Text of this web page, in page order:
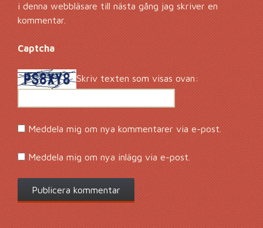
i denna webbläsare till nästa gång jag skriver en
kommentar.
Captcha*
Skriv texten som visas ovan:
Meddela mig om nya kommentarer via e-post.
Meddela mig om nya inlägg via e-post.